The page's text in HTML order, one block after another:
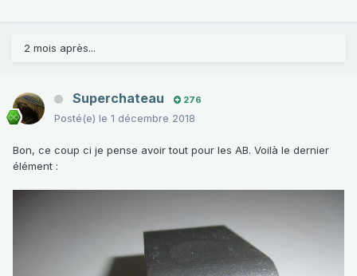
2 mois après...
Superchateau 276
Posté(e) le 1 décembre 2018
Bon, ce coup ci je pense avoir tout pour les AB. Voilà le dernier
élément :